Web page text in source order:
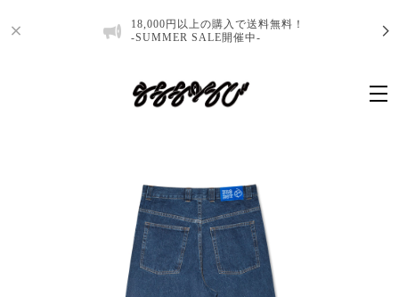
18,000円以上の購入で送料無料！
-SUMMER SALE開催中-